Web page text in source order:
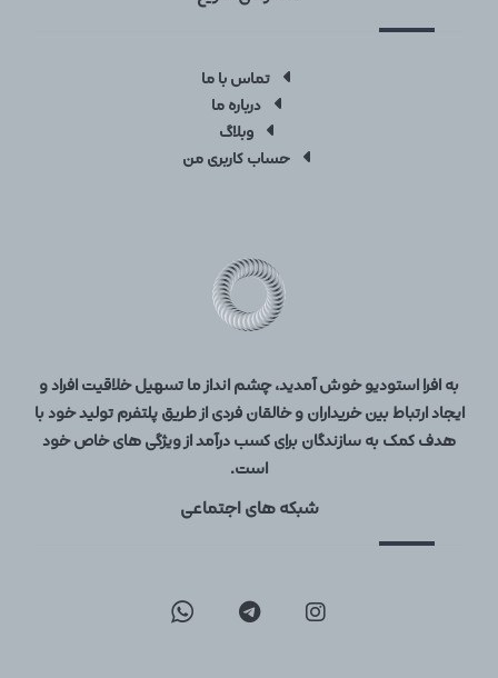
تماس با ما
درباره ما
وبلاگ
حساب کاربری من
به افرا استودیو خوش آمدید، چشم انداز ما تسهیل خلاقیت افراد و
ایجاد ارتباط بین خریداران و خالقان فردی از طریق پلتفرم تولید خود با
هدف کمک به سازندگان برای کسب درآمد از ویژگی های خاص خود
است.
شبکه های اجتماعی